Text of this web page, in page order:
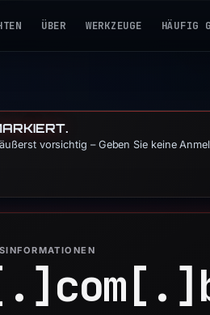
ÜBER WERKZEUGE HÄUFIG
vorsichtig – Geben Sie keine
com[.]